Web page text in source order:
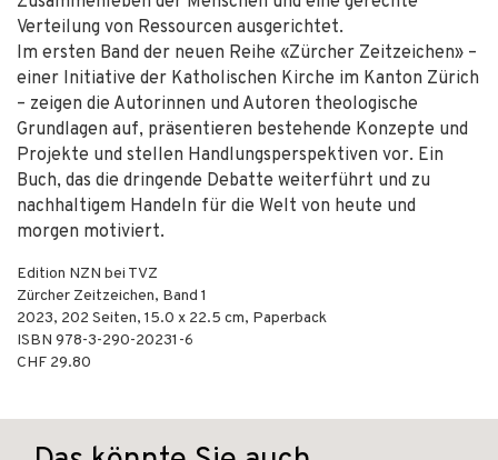
Verteilung von Ressourcen ausgerichtet.
Im ersten Band der neuen Reihe «Zürcher Zeitzeichen» –
einer Initiative der Katholischen Kirche im Kanton Zürich
– zeigen die Autorinnen und Autoren theologische
Grundlagen auf, präsentieren bestehende Konzepte und
Projekte und stellen Handlungsperspektiven vor. Ein
Buch, das die dringende Debatte weiterführt und zu
nachhaltigem Handeln für die Welt von heute und
morgen motiviert.
Edition NZN bei TVZ
Zürcher Zeitzeichen, Band 1
2023, 202 Seiten, 15.0 x 22.5 cm, Paperback
ISBN 978-3-290-20231-6
CHF 29.80